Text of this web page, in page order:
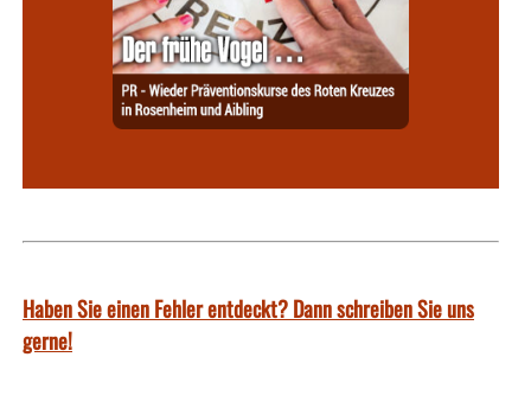
Haben Sie einen Fehler entdeckt? Dann schreiben Sie uns
gerne!